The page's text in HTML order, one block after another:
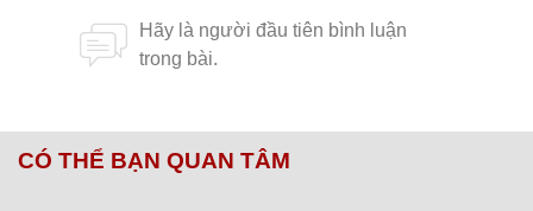
CÓ THỂ BẠN QUAN TÂM